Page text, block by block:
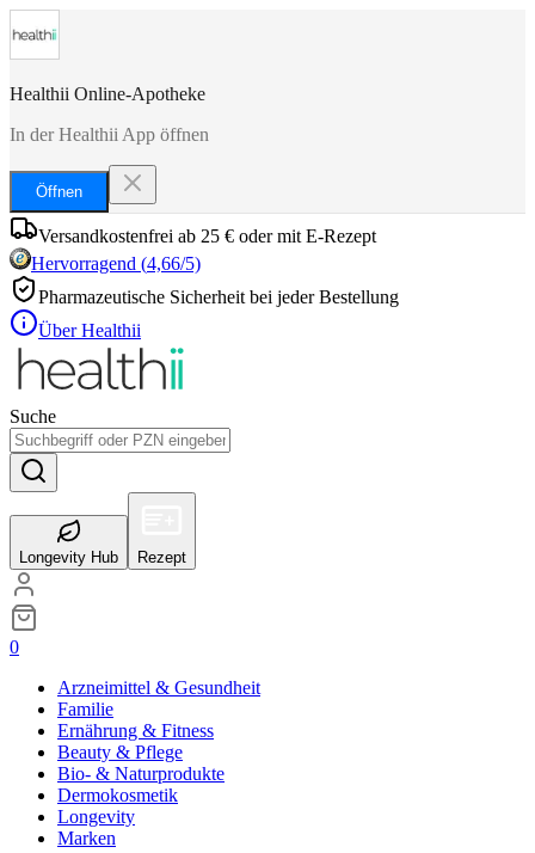
Healthii Online-Apotheke
In der Healthii App öffnen
Öffnen
Versandkostenfrei ab 25 € oder mit E-Rezept
Hervorragend (4,66/5)
Pharmazeutische Sicherheit bei jeder Bestellung
Über Healthii
Suche
Longevity Hub Rezept
0
Arzneimittel & Gesundheit
Familie
Ernährung & Fitness
Beauty & Pflege
Bio- & Naturprodukte
Dermokosmetik
Longevity
Marken